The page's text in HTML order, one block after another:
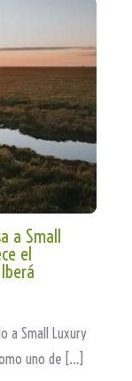
a Small
el
a Small Luxury
uno de […]